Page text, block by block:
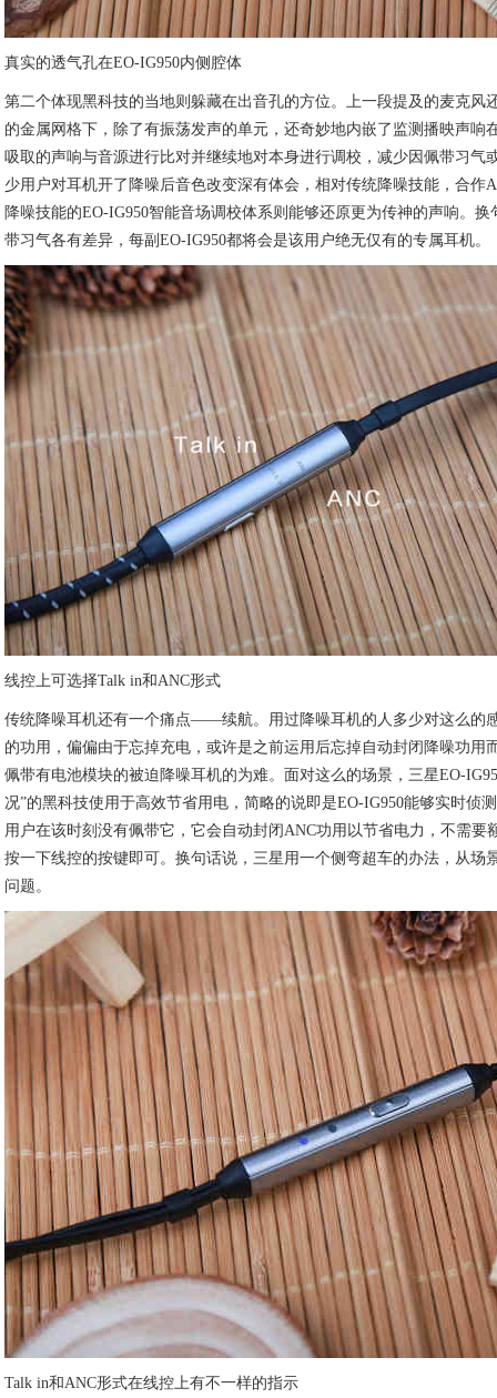
真实的透气孔在EO-IG950内侧腔体
第二个体现黑科技的当地则躲藏在出音孔的方位。上一段提及的麦克风
的金属网格下，除了有振荡发声的单元，还奇妙地内嵌了监测播映声响
吸取的声响与音源进行比对并继续地对本身进行调校，减少因佩带习气
少用户对耳机开了降噪后音色改变深有体会，相对传统降噪技能，合作
降噪技能的EO-IG950智能音场调校体系则能够还原更为传神的声响。
带习气各有差异，每副EO-IG950都将会是该用户绝无仅有的专属耳机。
线控上可选择Talk in和ANC形式
传统降噪耳机还有一个痛点——续航。用过降噪耳机的人多少对这么的
的功用，偏偏由于忘掉充电，或许是之前运用后忘掉自动封闭降噪功用
佩带有电池模块的被迫降噪耳机的为难。面对这么的场景，三星EO-
况”的黑科技使用于高效节省用电，简略的说即是EO-IG950能够实时侦
用户在该时刻没有佩带它，它会自动封闭ANC功用以节省电力，不需要
按一下线控的按键即可。换句话说，三星用一个侧弯超车的办法，从场
问题。
Talk in和ANC形式在线控上有不一样的指示